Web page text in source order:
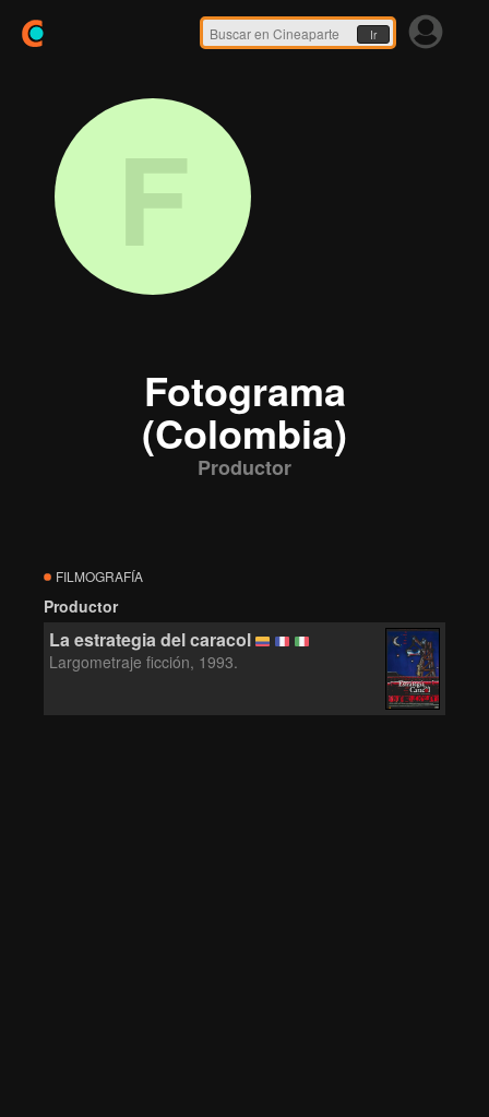
Ir
F
Fotograma
(Colombia)
Productor
FILMOGRAFÍA
Productor
La estrategia del caracol
Largometraje ficción, 1993.